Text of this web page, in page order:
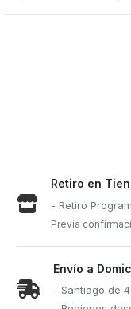
Retiro en
- Retiro
Previa
Envío a
- Santiago de